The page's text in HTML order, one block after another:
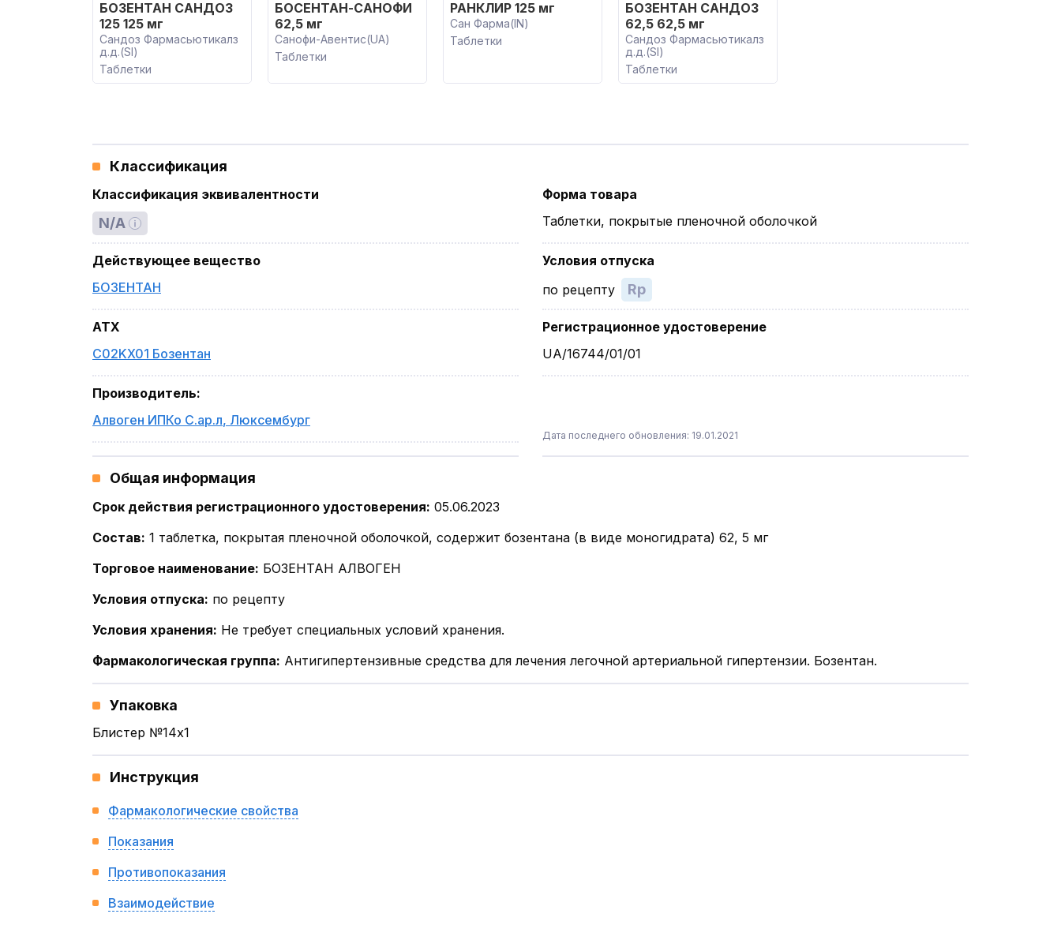
БОЗЕНТАН САНДОЗ
125 125 мг
Сандоз Фармасьютикалз
д.д.(SI)
Таблетки
БОСЕНТАН-САНОФИ
62,5 мг
Санофи-Авентис(UA)
Таблетки
РАНКЛИР 125 мг
Сан Фарма(IN)
Таблетки
БОЗЕНТАН САНДОЗ
62,5 62,5 мг
Сандоз Фармасьютикалз
д.д.(SI)
Таблетки
Классификация
Классификация эквивалентности
N/A
Действующее вещество
БОЗЕНТАН
ATX
C02KX01 Бозентан
Производитель:
Алвоген ИПКо С.ар.л, Люксембург
Форма товара
Таблетки, покрытые пленочной оболочкой
Условия отпуска
по рецепту
Rp
Регистрационное удостоверение
UA/16744/01/01
Дата последнего обновления: 19.01.2021
Общая информация
Срок действия регистрационного удостоверения: 05.06.2023
Состав: 1 таблетка, покрытая пленочной оболочкой, содержит бозентана (в виде моногидрата) 62, 5 мг
Торговое наименование: БОЗЕНТАН АЛВОГЕН
Условия отпуска: по рецепту
Условия хранения: Не требует специальных условий хранения.
Фармакологическая группа: Антигипертензивные средства для лечения легочной артериальной гипертензии. Бозентан.
Упаковка
Блистер №14x1
Инструкция
Фармакологические свойства
Показания
Противопоказания
Взаимодействие